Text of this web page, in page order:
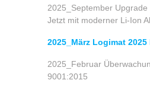
2025_September Upgrade
Jetzt mit moderner Li-Ion
2025_März Logimat 2025
2025_Februar
9001:2015